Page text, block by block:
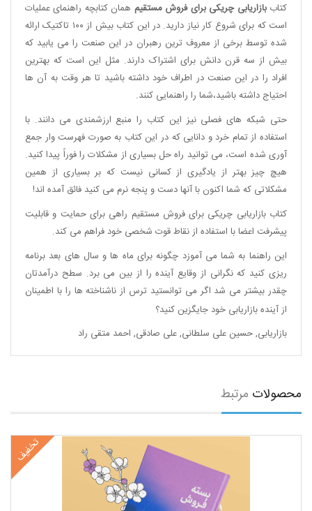
کتاببازاریابی چریکی برای فروش مستقیم همان کتابچه راهنمای عملیات
است که برای شروع کار نیاز دارید. در این کتاب بیش از ۱۰۰ تاکتیک ارائه
شده توسط برخی از معروف ترین رهبران در این صنعت را می یابید که
بیش از سه قرن دانش برای اشتراک دارند. مثل این است که بهترین
افراد را در این صنعت در اطراف خود داشته باشید تا هر وقت به آن ها
احتیاج داشته باشید،‌شما را راهنمایی کنند.
حتی شبکه های فصلی نیز این کتاب را منبع ارزشمندی می دانند. با
استفاده از تمام خرد و دانایی که در این کتاب به صورت فهرست وار جمع
آوری شده است، می توانید راه حل بسیاری از مشکلات را فوراً پیدا کنید.
هیچ چیز بهتر از یادگیری از کسانی نیست که بر بسیاری از همین
مشکلاتی که شما اکنون با آنها دست و پنجه نرم می کنید فائق آمده اند!
کتاب بازاریابی چریکی برای فروش مستقیم راهی برای حمایت و قابلیت
پیشرفت اعضا با استفاده از نقاط قوت شخصی خود فراهم می کند.
این راهنما به شما می آموزد چگونه برای ماه ها و سال های بعد برنامه
ریزی کنید که نگرانی از وقایع آینده را از بین می برد. سطح درآمدتان
چقدر بیشتر می شد اگر می توانستید ترس از ناشناخته ها را با اطمینان
از آینده بازاریابی خود جایگزین کنید؟
بازاریابی,حسین علی سلطانی,علی صادقی, احمد متقی راد
محصولات مرتبط
تخفیف